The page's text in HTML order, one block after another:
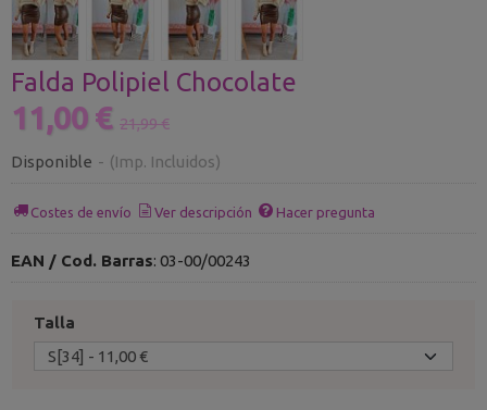
Falda Polipiel Chocolate
11,00 € 21,99 €
Disponible - (Imp. Incluidos)
Costes de envío Ver descripción Hacer pregunta
EAN / Cod. Barras: 03-00/00243
Talla